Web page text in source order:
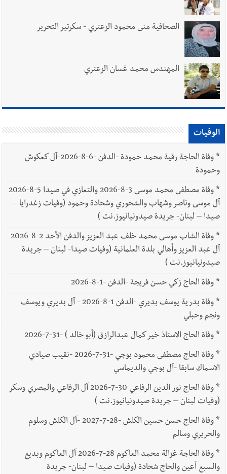
للمفاوضات ... أيّ نتائج حاسمة؟
العالم العربي
يبقى الشعب الفلسطيني يعيش كل هذا الألم؟ وإلى متى تستمر هذه
المعاناة التي تمزق القلوب والضمائر؟
وإعلام إيراني: الاتّفاق مع عُمان مؤجّل ما دامت التهديدات مستمرّة
الصحافية منى محمود الزعتري - سكرتير التحرير
المهندس محمد غسان الزعتري
الوفيات
*
وفاة الحاجة رقية محمد حمودة -الدفن -6-8-2026-آل كعكوش
وحمودة
*
وفاة مصطفى محمد موسى 3-8-2026 والتعازي في صيدا 5-8-2026
آل موسى وناصر وشهاب والشحوري وشحادة وحمود (وفيات زغدرايا –
صيدا – لبنان- جريدة صيدونيانيوز.نت )
*
وفاة الشاب موسى محمد خلف عبد العزيز والدفن الأحد 2-8-2026
آل عبد العزيز وأهالي بلدة العلمانية (وفيات صيدا- لبنان – جريدة
صيدونيانيوز.نت )
*وفاة الحاج زكي حسن فريجة -الدفن -1-8-2026
*
وفاة بدرية يوسف بديري -الدفن 1-8-2026 - آل بديري ويوسف
ونجم وحبلي
*وفاة الحاج الاستاذ خير كمال عبدالرازق (أبو خالد ) -31-7-2026
*
وفاة الحاج مصطفى محمود بوجي -31-7-2026 -نقيب صيادي
الاسماك سابقا -آل بوجي والديماسي
*
وفاة الحاج نور الدين الرفاعي 30-7-2026 آل الرفاعي والمصري وسكر
(وفيات لبنان – جريدة صيدونيانيوز.نت )
*
وفاة الحاج حسن حسين الكلش -28-7-2027 -آل الكلش وسلوم
والحريري وسالم
*
وفاة الحاجة غزالة محمد العاكوم 28-7-2026 آل العاكوم وبديع
والسبع أعين والحاج شحادة (وفيات صيدا – لبنان- جريدة